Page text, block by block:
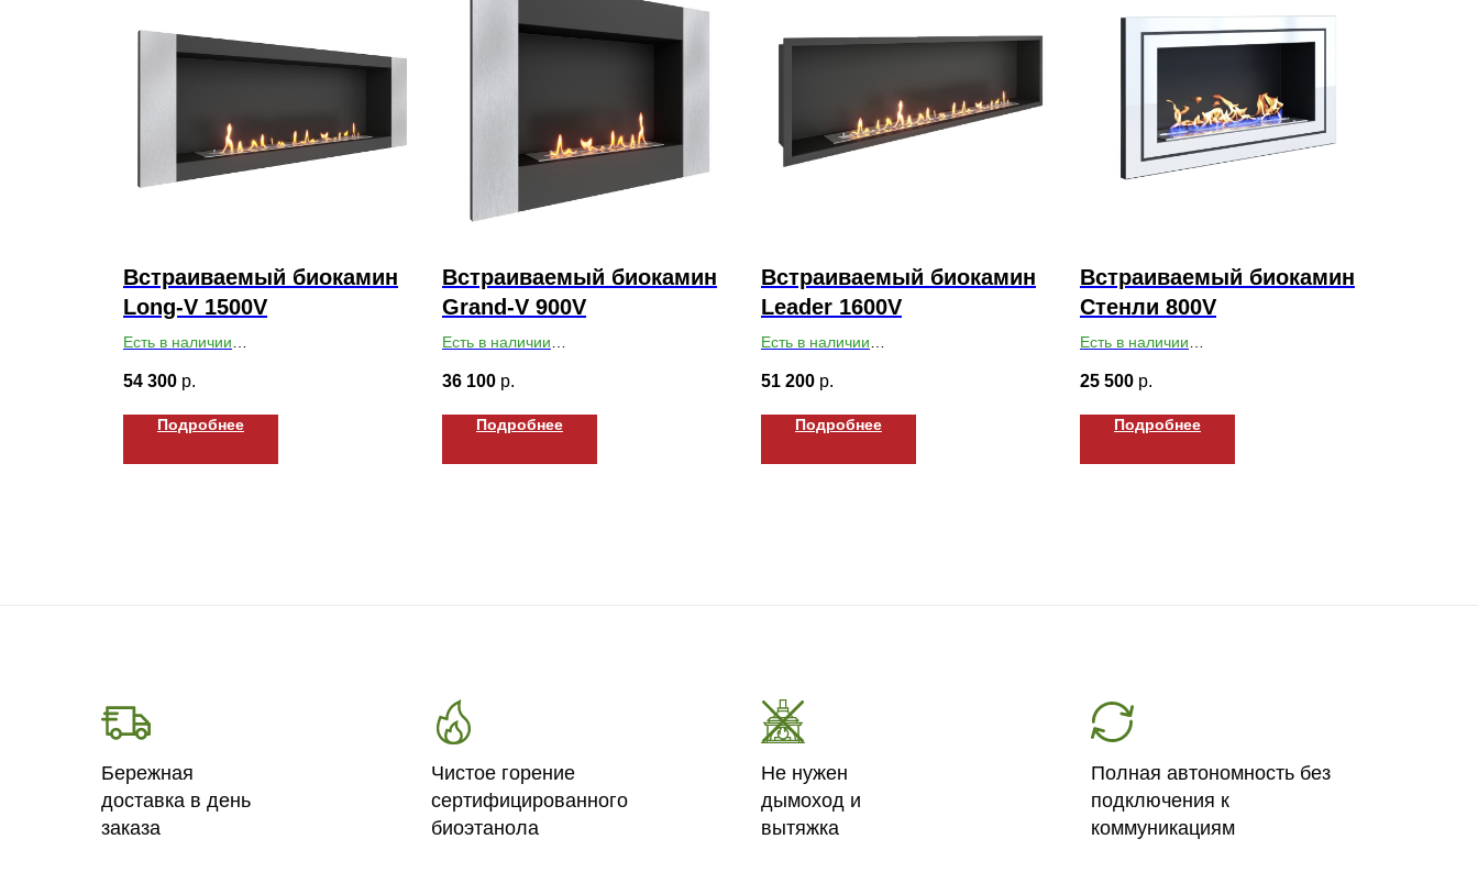
Встраиваемый биокамин
Long-V 1500V
Есть в наличии
54 300 р.
Подробнее
Встраиваемый биокамин
Grand-V 900V
Есть в наличии
36 100 р.
Подробнее
Встраиваемый биокамин
Leader 1600V
Есть в наличии
51 200 р.
Подробнее
Встраиваемый биокамин
Стенли 800V
Есть в наличии
25 500 р.
Подробнее
Бережная
доставка в день
заказа
Чистое горение
сертифицированного
биоэтанола
Не нужен
дымоход и
вытяжка
Полная автономность без
подключения к
коммуникациям